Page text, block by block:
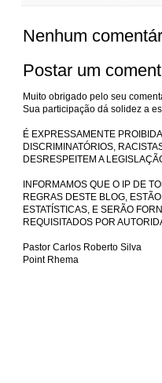
Nenhum
Postar um
Muito obrigado pelo seu
Sua participação dá solidez a
É EXPRESSAMENTE
DISCRIMINATÓRIOS,
DESRESPEITEM A
INFORMAMOS QUE O IP DE
REGRAS DESTE BLOG,
ESTATÍSTICAS, E SERÃO
REQUISITADOS POR
Pastor Carlos Roberto Silva
Point Rhema